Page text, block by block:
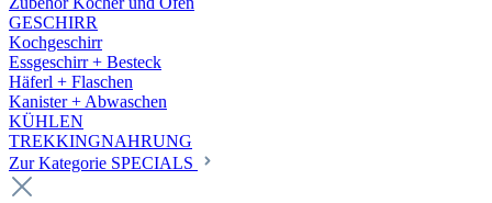
GESCHIRR
Kochgeschirr
Essgeschirr + Besteck
Häferl + Flaschen
Kanister + Abwaschen
KÜHLEN
TREKKINGNAHRUNG
Zur Kategorie SPECIALS